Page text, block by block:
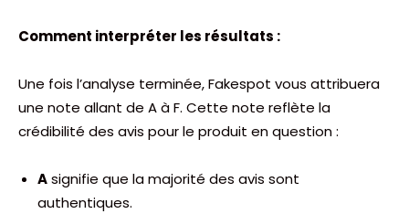
Comment interpréter les résultats :
Une fois l’analyse terminée, Fakespot vous attribuera
une note allant de A à F. Cette note reflète la
crédibilité des avis pour le produit en question :
Asignifie que la majorité des avis sont
authentiques.